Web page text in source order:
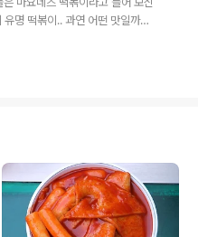
명 떡볶이.. 과연 어떤 맛일까여?
..